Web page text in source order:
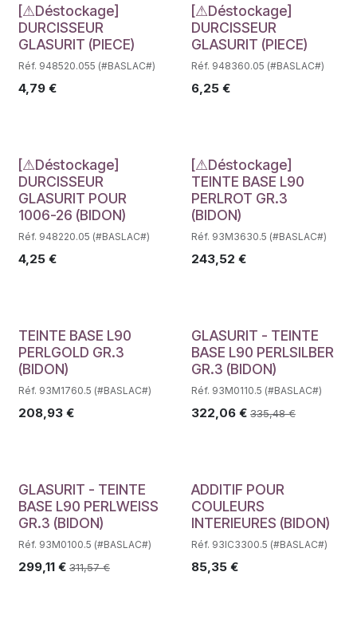
Déstockage
[⚠Déstockage]
DURCISSEUR
GLASURIT (PIECE)
Réf. 948520.055 (#BASLAC#)
4,79 €
Déstockage
[⚠Déstockage]
DURCISSEUR
GLASURIT (PIECE)
Réf. 948360.05 (#BASLAC#)
6,25€
Déstockage
[⚠Déstockage]
DURCISSEUR
GLASURIT POUR
1006-26 (BIDON)
Réf. 948220.05 (#BASLAC#)
4,25 €
Déstockage
[⚠Déstockage]
TEINTE BASE L90
PERLROT GR.3
(BIDON)
Réf. 93M3630.5 (#BASLAC#)
243,52 €
Déstockage
TEINTE BASE L90
PERLGOLD GR.3
(BIDON)
Réf. 93M1760.5 (#BASLAC#)
208,93 €
GLASURIT - TEINTE
BASE L90 PERLSILBER
GR.3 (BIDON)
Réf. 93M0110.5 (#BASLAC#)
322,06€ 335,48€
GLASURIT - TEINTE
BASE L90 PERLWEISS
GR.3 (BIDON)
Réf. 93M0100.5 (#BASLAC#)
299,11 € 311,57€
Déstockage
ADDITIF POUR
COULEURS
INTERIEURES (BIDON)
Réf. 93IC3300.5 (#BASLAC#)
85,35€